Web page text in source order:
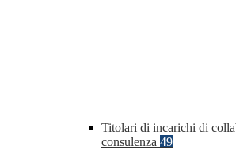
Titolari di incarichi di
consulenza 49